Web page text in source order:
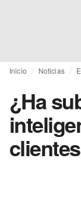
Inicio Noticias
¿Ha